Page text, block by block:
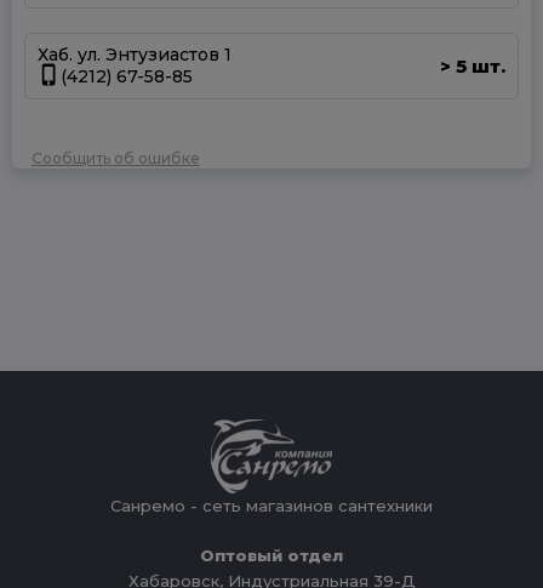
Хаб. ул. Энтузиастов 1
(4212) 67-58-85
> 5 шт.
Сообщить об ошибке
Санремо - сеть магазинов сантехники
Оптовый отдел
Хабаровск, Индустриальная 39-Д